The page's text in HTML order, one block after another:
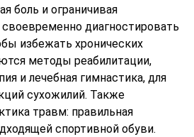
боль и ограничивая
диагностировать
избежать хронических
методы реабилитации,
и лечебная гимнастика, для
сухожилий. Также
травм: правильная
спортивной обуви.